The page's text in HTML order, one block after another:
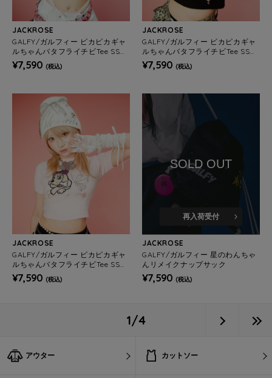
JACKROSE
GALFY/ガルフィー ピカピカギャ
ルちゃんバタフライチビTee SS
(WOMENS)
¥7,590 (税込)
JACKROSE
GALFY/ガルフィー ピカピカギャ
ルちゃんバタフライチビTee SS
(WOMENS)
¥7,590 (税込)
JACKROSE
GALFY/ガルフィー ピカピカギャ
ルちゃんバタフライチビTee SS
(WOMENS)
¥7,590 (税込)
SOLD OUT
再入荷受付
JACKROSE
GALFY/ガルフィー 星のわんちゃ
んリメイクナップサック
¥7,590 (税込)
1/4
アウター カットソー